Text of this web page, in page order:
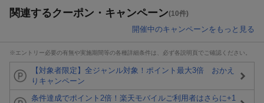
関連するクーポン・キャンペーン(10件)
開催中のキャンペーンをもっと見る
※エントリー必要の有無や実施期間等の各種詳細条件は、必ず各説明頁でご確認ください。
【対象者限定】全ジャンル対象！ポイント最大3倍 おかえ
りキャンペーン
条件達成でポイント2倍！楽天モバイルご利用者はさらに+1